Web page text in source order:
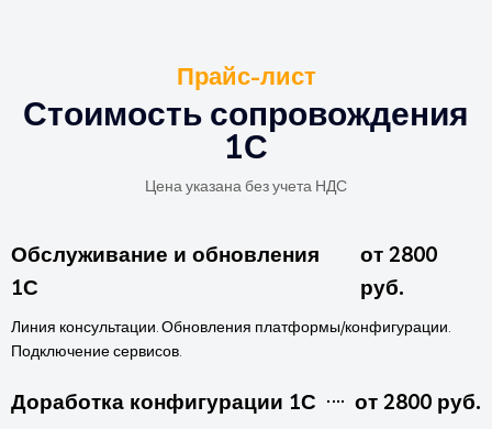
Прайс-лист
Стоимость сопровождения
1С
Цена указана без учета НДС
Обслуживание и обновления
1С
от 2800
руб.
Линия консультации. Обновления платформы/конфигурации.
Подключение сервисов.
Доработка конфигурации 1С от 2800 руб.